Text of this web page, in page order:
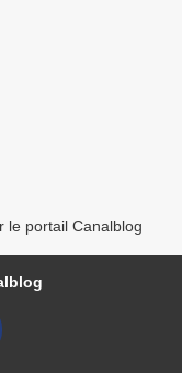
le portail Canalblog